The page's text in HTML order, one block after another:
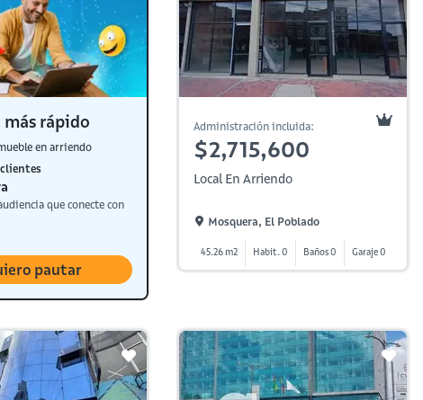
rápido
en arriendo
que conecte con
pautar
Administración incluida:
$2,715,600
Local En Arriendo
Mosquera, El Poblado
45.26 m2 Habit. 0 Baños 0 Garaje 0